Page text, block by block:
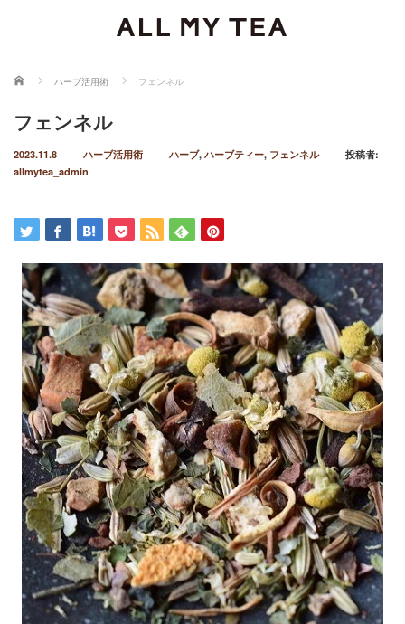
ホーム ハーブ活用術 フェンネル
フェンネル
2023.11.8 ハーブ活用術 ハーブ, ハーブティー, フェンネル
投稿者:
allmytea_admin